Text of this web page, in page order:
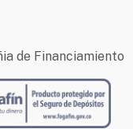
de Financiamiento